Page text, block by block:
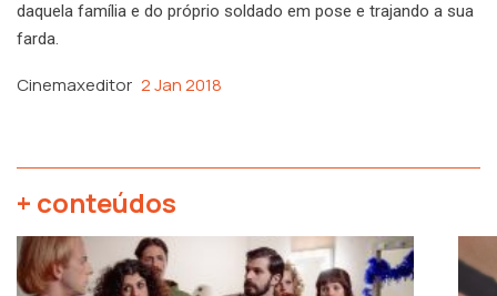
daquela família e do próprio soldado em pose e trajando a sua
farda.
Cinemaxeditor 2 Jan 2018
+ conteúdos